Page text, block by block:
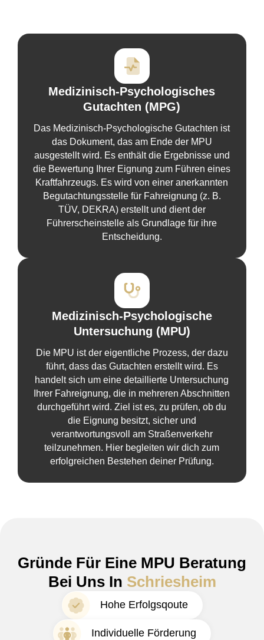
Medizinisch-Psychologisches
Gutachten (MPG)
Das Medizinisch-Psychologische Gutachten ist
das Dokument, das am Ende der MPU
ausgestellt wird. Es enthält die Ergebnisse und
die Bewertung Ihrer Eignung zum Führen eines
Kraftfahrzeugs. Es wird von einer anerkannten
Begutachtungsstelle für Fahreignung (z. B.
TÜV, DEKRA) erstellt und dient der
Führerscheinstelle als Grundlage für ihre
Entscheidung.
Medizinisch-Psychologische
Untersuchung (MPU)
Die MPU ist der eigentliche Prozess, der dazu
führt, dass das Gutachten erstellt wird. Es
handelt sich um eine detaillierte Untersuchung
Ihrer Fahreignung, die in mehreren Abschnitten
durchgeführt wird. Ziel ist es, zu prüfen, ob du
die Eignung besitzt, sicher und
verantwortungsvoll am Straßenverkehr
teilzunehmen. Hier begleiten wir dich zum
erfolgreichen Bestehen deiner Prüfung.
Gründe Für Eine MPU Beratung
Bei Uns In Schriesheim
Hohe Erfolgsqoute
Individuelle Förderung